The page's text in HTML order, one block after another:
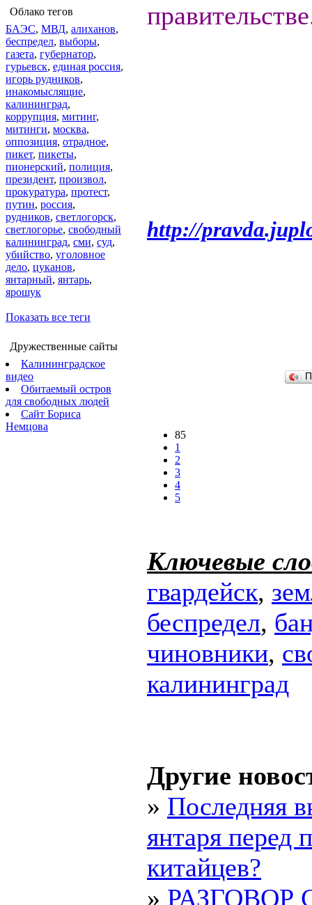
Облако тегов
БАЭС, МВД, алиханов,
беспредел, выборы,
газета, губернатор,
гурьевск, единая россия,
игорь рудников,
инакомыслящие,
калининград,
коррупция, митинг,
митинги, москва,
оппозиция, отрадное,
пикет, пикеты,
пионерский, полиция,
президент, произвол,
прокуратура, протест,
путин, россия,
рудников, светлогорск,
светлогорье, свободный
калининград, сми, суд,
убийство, уголовное
дело, цуканов,
янтарный, янтарь,
ярошук
Показать все теги
Дружественные сайты
Калининградское
видео
Обитаемый остров
для свободных людей
Сайт Бориса
Немцова
http://
85
1
2
3
4
5
Ключевые
гвардейск,
беспредел,
чиновники,
калининград
Другие
» Последняя
янтаря перед
китайцев?
» РАЗГОВОР